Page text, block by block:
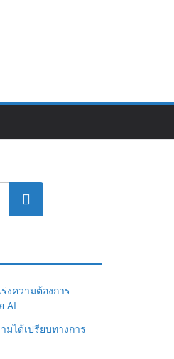
Search
งความต้องการ
AI
ได้เปรียบทางการ